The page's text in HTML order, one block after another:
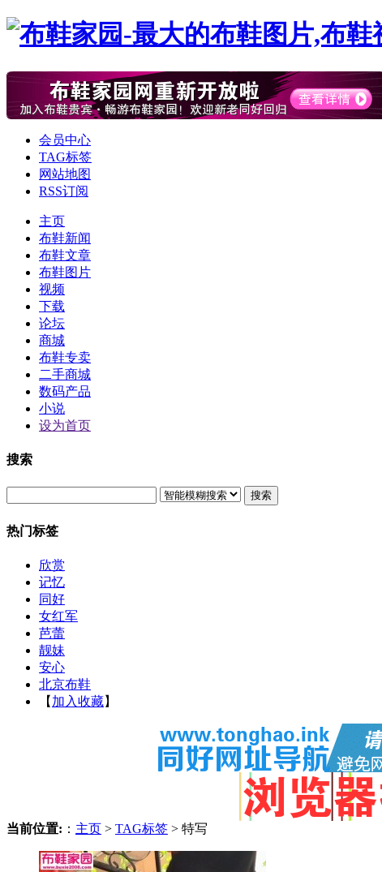
会员中心
TAG标签
网站地图
RSS订阅
主页
布鞋新闻
布鞋文章
布鞋图片
视频
下载
论坛
商城
布鞋专卖
二手商城
数码产品
小说
设为首页
搜索
搜索
热门标签
欣赏
记忆
同好
女红军
芭蕾
靓妹
安心
北京布鞋
【 加入收藏】
当前位置: ： 主页 > TAG标签 > 特写